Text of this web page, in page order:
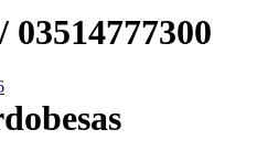
03514777300